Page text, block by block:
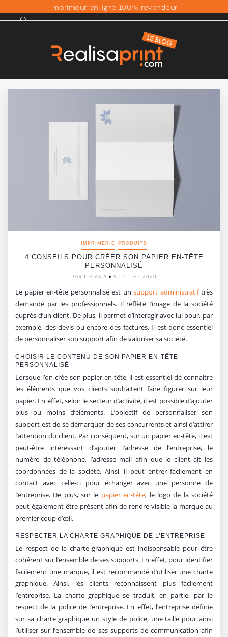
Imprimeur en ligne 100% revendeur
IMPRIMERIE, PRODUITS
4 CONSEILS POUR CRÉER SON PAPIER EN-TÊTE
PERSONNALISÉ
PAR LUCAS A 9 JUILLET 2020
Le papier en-tête personnalisé est un support administratiftrès
demandé par les professionnels. Il reflète l’image de la société
auprès d’un client. De plus, il permet d’interagir avec lui pour, par
exemple, des devis ou encore des factures. Il est donc essentiel
de personnaliser son support afin de valoriser sa société.
CHOISIR LE CONTENU DE SON PAPIER EN-TÊTE
PERSONNALISÉ
Lorsque l’on crée son papier en-tête, il est essentiel de connaitre
les éléments que vos clients souhaitent faire figurer sur leur
papier. En effet, selon le secteur d’activité, il est possible d’ajouter
plus ou moins d’éléments. L’objectif de personnaliser son
support est de se démarquer de ses concurrents et ainsi d’attirer
l’attention du client. Par conséquent, sur un papier en-tête, il est
peut-être intéressant d’ajouter l’adresse de l’entreprise, le
numéro de téléphone, l’adresse mail afin que le client ait les
coordonnées de la société. Ainsi, il peut entrer facilement en
contact avec celle-ci pour échanger avec une personne de
l’entreprise. De plus, sur le papier en-tête, le logo de la société
peut également être présent afin de rendre visible la marque au
premier coup d’œil.
RESPECTER LA CHARTE GRAPHIQUE DE L’ENTREPRISE
Le respect de la charte graphique est indispensable pour être
cohérent sur l’ensemble de ses supports. En effet, pour identifier
facilement une marque, il est recommandé d’utiliser une charte
graphique. Ainsi, les clients reconnaissent plus facilement
l’entreprise. La charte graphique se traduit, en partie, par le
respect de la police de l’entreprise. En effet, l’entreprise définie
sur sa charte graphique un style de police, une taille pour ainsi
l’utiliser sur l’ensemble de ses supports de communication afin